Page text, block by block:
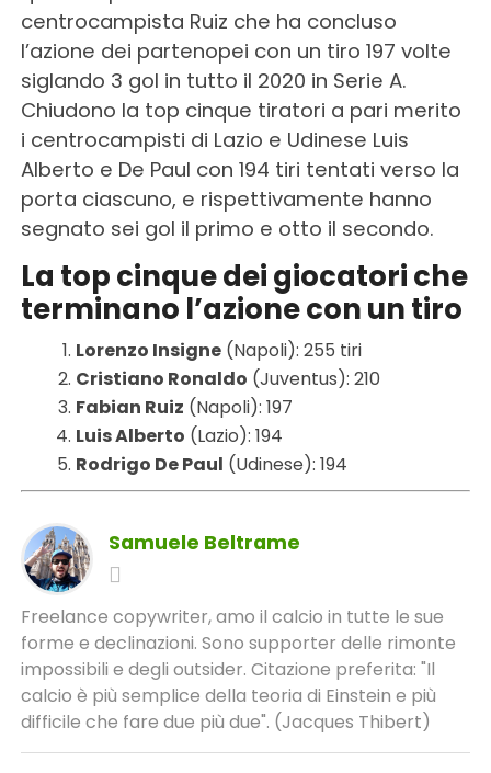
centrocampista Ruiz che ha concluso
l’azione dei partenopei con un tiro 197 volte
siglando 3 gol in tutto il 2020 in Serie A.
Chiudono la top cinque tiratori a pari merito
i centrocampisti di Lazio e Udinese Luis
Alberto e De Paul con 194 tiri tentati verso la
porta ciascuno, e rispettivamente hanno
segnato sei gol il primo e otto il secondo.
La top cinque dei giocatori che
terminano l’azione con un tiro
Lorenzo Insigne(Napoli): 255 tiri
Cristiano Ronaldo (Juventus): 210
Fabian Ruiz (Napoli): 197
Luis Alberto (Lazio): 194
Rodrigo De Paul (Udinese): 194
Samuele Beltrame
Freelance copywriter, amo il calcio in tutte le sue
forme e declinazioni. Sono supporter delle rimonte
impossibili e degli outsider. Citazione preferita: "Il
calcio è più semplice della teoria di Einstein e più
difficile che fare due più due". (Jacques Thibert)